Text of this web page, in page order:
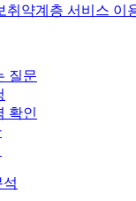
취약계층 서비스 이
질문
확인
석